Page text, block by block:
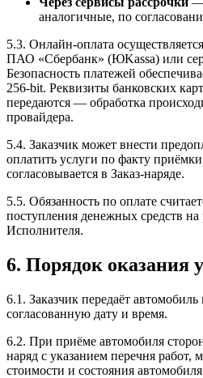
аналогичные, по
5.3. Онлайн-оплата
ПАО «Сбербанк» (ЮKassa) или
Безопасность платежей
256-bit. Реквизиты банковских
передаются — обработка
провайдера.
5.4. Заказчик может внести
оплатить услуги по факту
согласовывается в Заказ-наряде.
5.5. Обязанность по оплате
поступления денежных средств на
Исполнителя.
6. Порядок оказания
6.1. Заказчик передаёт
согласованную дату и время.
6.2. При приёме автомобиля
наряд с указанием перечня работ,
стоимости и состояния